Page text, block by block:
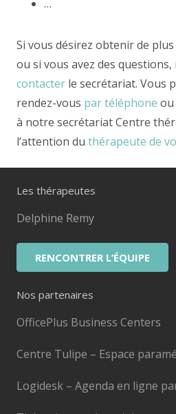
…
Si vous désirez obtenir de
ou si vous avez des questions,
contacter le secrétariat. Vous
rendez-vous par téléphone ou
à notre secrétariat Centre
l’attention du thérapeute de
Les thérapeutes
Delphine Remy
RENCONTRER L’ÉQUIPE
Nos partenaires
OfficePlus Business Centers
Centre Tulipe – Espace
Logidesk – Agenda en ligne